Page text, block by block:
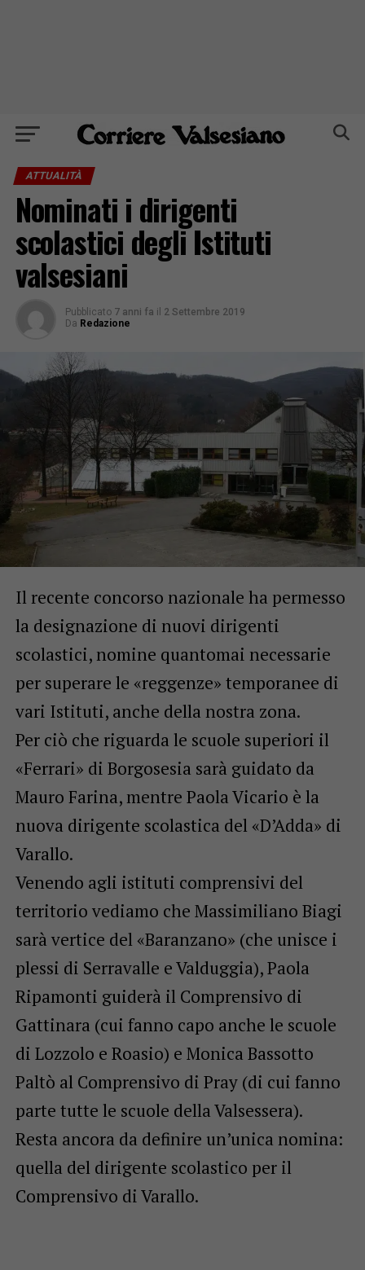
ATTUALITÀ
Nominati i dirigenti
scolastici degli Istituti
valsesiani
Pubblicato 7 anni fa il 2 Settembre 2019
Da Redazione
Il recente concorso nazionale ha permesso
la designazione di nuovi dirigenti
scolastici, nomine quantomai necessarie
per superare le «reggenze» temporanee di
vari Istituti, anche della nostra zona.
Per ciò che riguarda le scuole superiori il
«Ferrari» di Borgosesia sarà guidato da
Mauro Farina, mentre Paola Vicario è la
nuova dirigente scolastica del «D’Adda» di
Varallo.
Venendo agli istituti comprensivi del
territorio vediamo che Massimiliano Biagi
sarà vertice del «Baranzano» (che unisce i
plessi di Serravalle e Valduggia), Paola
Ripamonti guiderà il Comprensivo di
Gattinara (cui fanno capo anche le scuole
di Lozzolo e Roasio) e Monica Bassotto
Paltò al Comprensivo di Pray (di cui fanno
parte tutte le scuole della Valsessera).
Resta ancora da definire un’unica nomina:
quella del dirigente scolastico per il
Comprensivo di Varallo.